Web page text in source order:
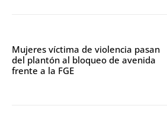
Mujeres víctima de violencia pasan
del plantón al bloqueo de avenida
frente a la FGE